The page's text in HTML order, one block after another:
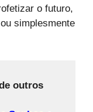
o futuro,
simplesmente
outros